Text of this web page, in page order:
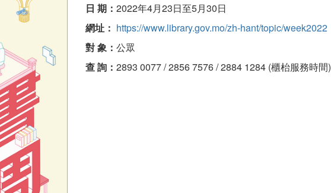
日 期： 2022年4月23日至5月30日
網址： https://www.library.gov.mo/zh-hant/topic/week2022
對 象： 公眾
查 詢： 2893 0077 / 2856 7576 / 2884 1284 (櫃枱服務時間)